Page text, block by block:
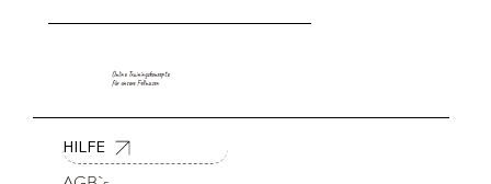
HILFE
Online Trainingskonzepte
für unsere Fellnasen